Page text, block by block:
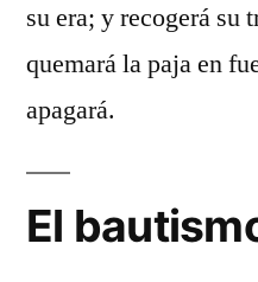
su era; y recogerá su
quemará la paja en
apagará.
El